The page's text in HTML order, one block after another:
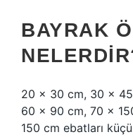
BAYRAK
20 x 30 cm, 30 x
60 x 90 cm, 70 x
150 cm ebatları